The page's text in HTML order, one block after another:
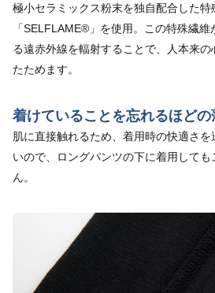
極小セラミックス粉末を独自配合した特
「SELFLAME®︎」を使用。この特殊繊
る遠赤外線を輻射することで、人本来
たためます。
着けていることを忘れるほどの
肌に直接触れるため、着用時の快適さ
いので、ロングパンツの下に着用して
ん。